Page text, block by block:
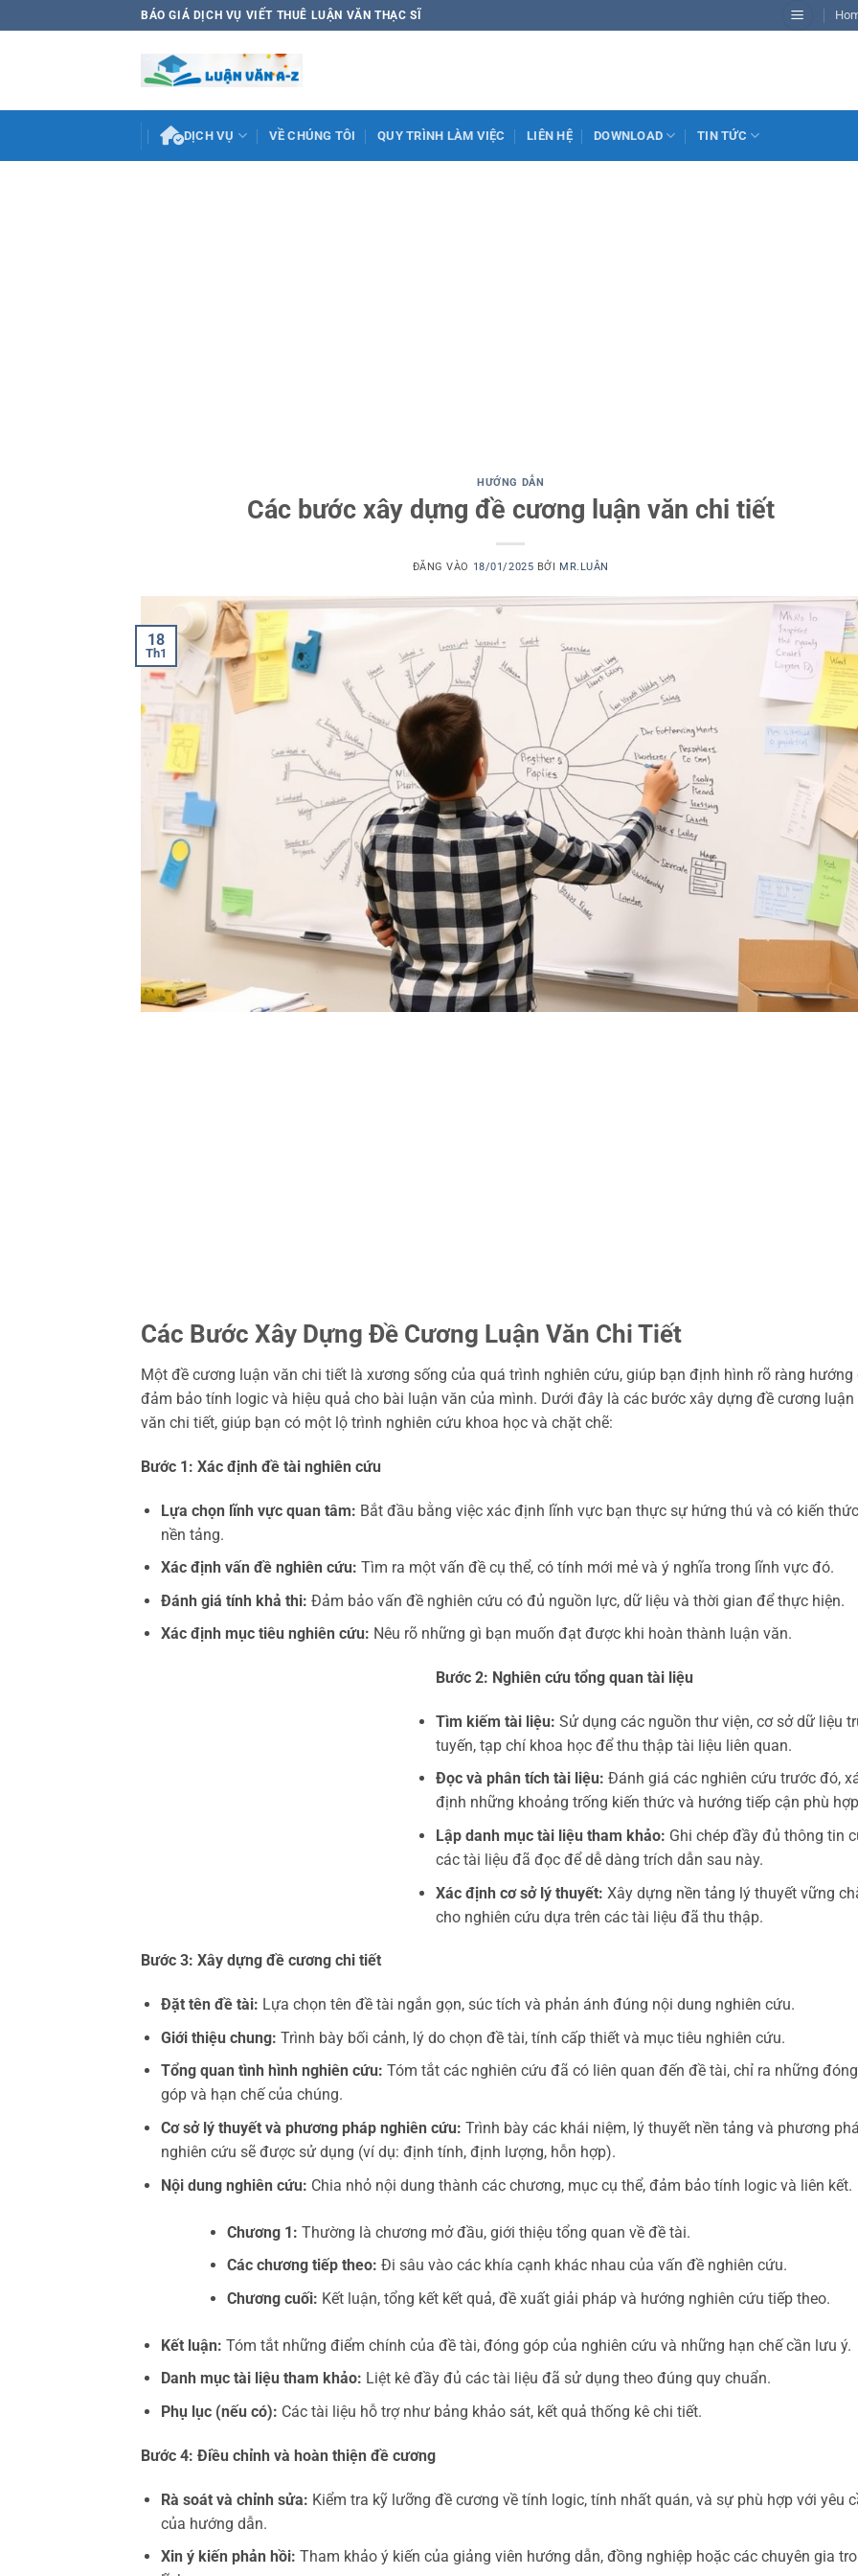
qua
BÁO GIÁ DỊCH VỤ VIẾT THUÊ LUẬN VĂN THẠC SĨ
DỊCH VỤ VỀ CHÚNG TÔI QUY TRÌNH LÀM VIỆC LIÊN HỆ DOWNLOAD TIN TỨC
HƯỚNG DẪN
Các bước xây dựng đề cương luận văn chi tiết
ĐĂNG VÀO 18/01/2025 BỞI MR.LUÂN
18
Th1
Các Bước Xây Dựng Đề Cương Luận Văn Chi Tiết
Một đề cương luận văn chi tiết là xương sống của quá trình nghiên cứu, giúp bạn định hình rõ ràng hướng
đảm bảo tính logic và hiệu quả cho bài luận văn của mình. Dưới đây là các bước xây dựng đề cương luận
văn chi tiết, giúp bạn có một lộ trình nghiên cứu khoa học và chặt chẽ:
Bước 1: Xác định đề tài nghiên cứu
Lựa chọn lĩnh vực quan tâm: Bắt đầu bằng việc xác định lĩnh vực bạn thực sự hứng thú và có kiến thức
nền tảng.
Xác định vấn đề nghiên cứu: Tìm ra một vấn đề cụ thể, có tính mới mẻ và ý nghĩa trong lĩnh vực đó.
Đánh giá tính khả thi: Đảm bảo vấn đề nghiên cứu có đủ nguồn lực, dữ liệu và thời gian để thực hiện.
Xác định mục tiêu nghiên cứu: Nêu rõ những gì bạn muốn đạt được khi hoàn thành luận văn.
Bước 2: Nghiên cứu tổng quan tài liệu
Tìm kiếm tài liệu: Sử dụng các nguồn thư viện, cơ sở dữ liệu
tuyến, tạp chí khoa học để thu thập tài liệu liên quan.
Đọc và phân tích tài liệu: Đánh giá các nghiên cứu trước đó,
định những khoảng trống kiến thức và hướng tiếp cận phù
Lập danh mục tài liệu tham khảo: Ghi chép đầy đủ thông tin
các tài liệu đã đọc để dễ dàng trích dẫn sau này.
Xác định cơ sở lý thuyết: Xây dựng nền tảng lý thuyết vững
cho nghiên cứu dựa trên các tài liệu đã thu thập.
Bước 3: Xây dựng đề cương chi tiết
Đặt tên đề tài: Lựa chọn tên đề tài ngắn gọn, súc tích và phản ánh đúng nội dung nghiên cứu.
Giới thiệu chung: Trình bày bối cảnh, lý do chọn đề tài, tính cấp thiết và mục tiêu nghiên cứu.
Tổng quan tình hình nghiên cứu: Tóm tắt các nghiên cứu đã có liên quan đến đề tài, chỉ ra những đóng
góp và hạn chế của chúng.
Cơ sở lý thuyết và phương pháp nghiên cứu: Trình bày các khái niệm, lý thuyết nền tảng và phương
nghiên cứu sẽ được sử dụng (ví dụ: định tính, định lượng, hỗn hợp).
Nội dung nghiên cứu: Chia nhỏ nội dung thành các chương, mục cụ thể, đảm bảo tính logic và liên kết.
Chương 1: Thường là chương mở đầu, giới thiệu tổng quan về đề tài.
Các chương tiếp theo: Đi sâu vào các khía cạnh khác nhau của vấn đề nghiên cứu.
Chương cuối: Kết luận, tổng kết kết quả, đề xuất giải pháp và hướng nghiên cứu tiếp theo.
Kết luận: Tóm tắt những điểm chính của đề tài, đóng góp của nghiên cứu và những hạn chế cần lưu ý.
Danh mục tài liệu tham khảo: Liệt kê đầy đủ các tài liệu đã sử dụng theo đúng quy chuẩn.
Phụ lục (nếu có): Các tài liệu hỗ trợ như bảng khảo sát, kết quả thống kê chi tiết.
Bước 4: Điều chỉnh và hoàn thiện đề cương
Rà soát và chỉnh sửa: Kiểm tra kỹ lưỡng đề cương về tính logic, tính nhất quán, và sự phù hợp với yêu
của hướng dẫn.
Xin ý kiến phản hồi: Tham khảo ý kiến của giảng viên hướng dẫn, đồng nghiệp hoặc các chuyên gia